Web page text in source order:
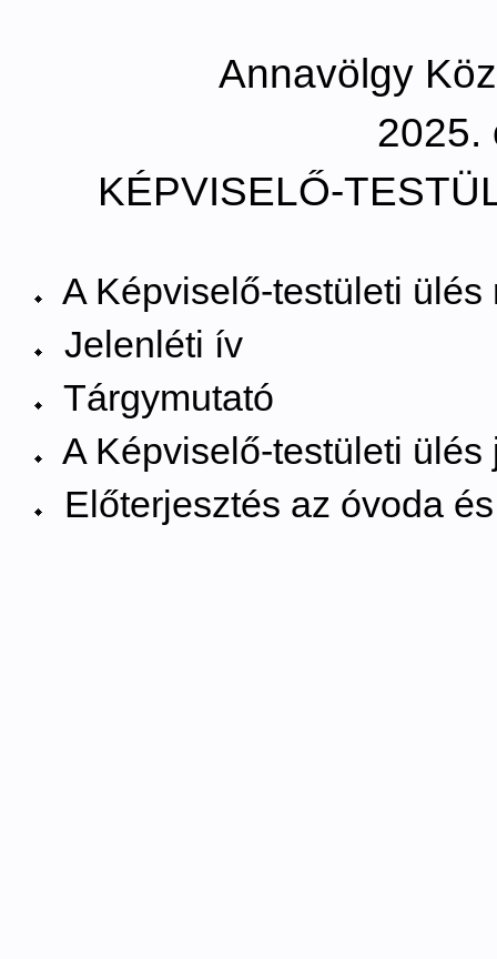
Annavölgy
2025.
KÉPVISELŐ-
A Képviselő-testületi ülés
Jelenléti ív
Tárgymutató
A Képviselő-testületi ülés
Előterjesztés az óvoda